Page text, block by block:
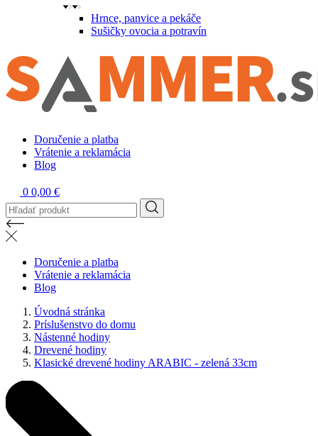
Hrnce, panvice a pekáče
Sušičky ovocia a potravín
Doručenie a platba
Vrátenie a reklamácia
Blog
0 0,00 €
Doručenie a platba
Vrátenie a reklamácia
Blog
Úvodná stránka
Príslušenstvo do domu
Nástenné hodiny
Drevené hodiny
Klasické drevené hodiny ARABIC - zelená 33cm